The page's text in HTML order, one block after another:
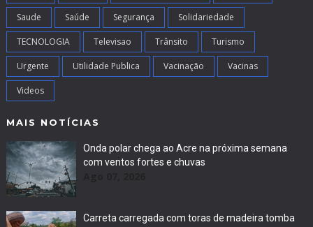
Saude Saúde Segurança Solidariedade
TECNOLOGIA Televisao Trânsito Turismo
Urgente Utilidade Publica Vacinação Vacinas
Videos
MAIS NOTÍCIAS
Onda polar chega ao Acre na próxima semana
com ventos fortes e chuvas
Carreta carregada com toras de madeira tomba